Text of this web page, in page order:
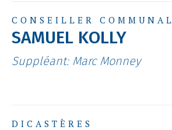
CONSEILLER COMMUNAL
SAMUEL KOLLY
Suppléant: Marc Monney
DICASTÈRES